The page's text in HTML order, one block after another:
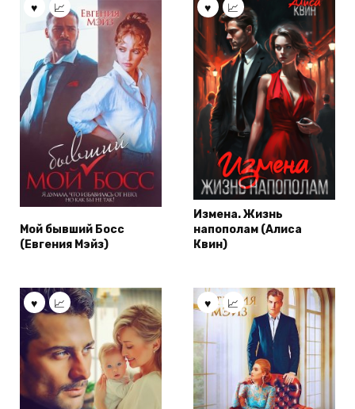
Мой бывший Босс
(Евгения Мэйз)
Измена. Жизнь
напополам (Алиса
Квин)